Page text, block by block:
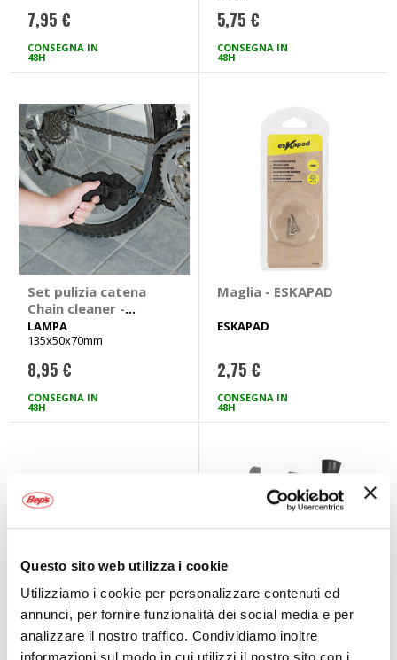
Questo sito web utilizza i cookie
Utilizziamo i cookie per personalizzare contenuti ed
annunci, per fornire funzionalità dei social media e per
analizzare il nostro traffico. Condividiamo inoltre
7,95 €
CONSEGNA IN
48H
5,75 €
CONSEGNA IN
48H
Set pulizia catena
Chain cleaner -
LAMPA
LAMPA
135x50x70mm
8,95 €
CONSEGNA IN
48H
Maglia - ESKAPAD
ESKAPAD
2,75 €
CONSEGNA IN
48H
Set pulizia catena
Chiavi e pinze